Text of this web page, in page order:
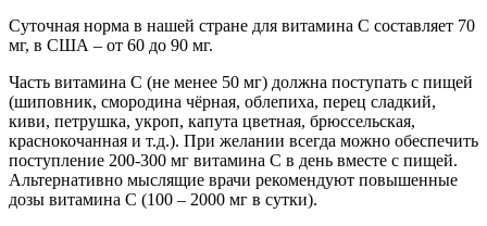
Суточная норма в нашей стране для витамина С составляет 70
мг, в США – от 60 до 90 мг.
Часть витамина С (не менее 50 мг) должна поступать с пищей
(шиповник, смородина чёрная, облепиха, перец сладкий,
киви, петрушка, укроп, капута цветная, брюссельская,
краснокочанная и т.д.). При желании всегда можно обеспечить
поступление 200-300 мг витамина С в день вместе с пищей.
Альтернативно мыслящие врачи рекомендуют повышенные
дозы витамина С (100 – 2000 мг в сутки).